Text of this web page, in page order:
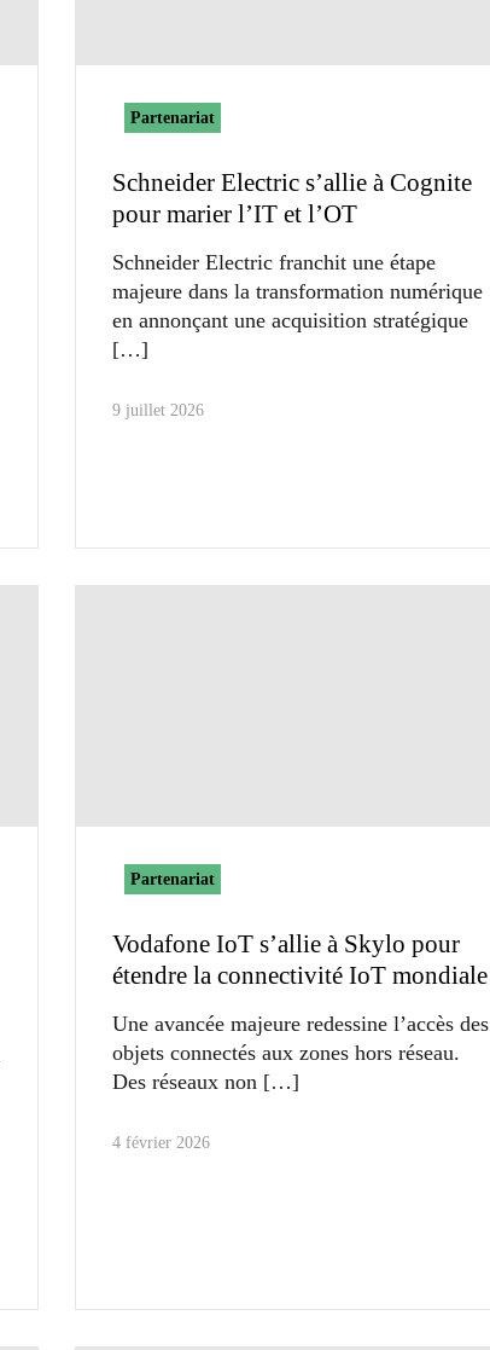
Partenariat
Schneider Electric s’allie à Cognite
pour marier l’IT et l’OT
Schneider Electric franchit une étape
majeure dans la transformation numérique
en annonçant une acquisition stratégique
9 juillet 2026
Partenariat
Vodafone IoT s’allie à Skylo pour
étendre la connectivité IoT mondiale
Une avancée majeure redessine l’accès des
objets connectés aux zones hors réseau.
Des réseaux non
4 février 2026